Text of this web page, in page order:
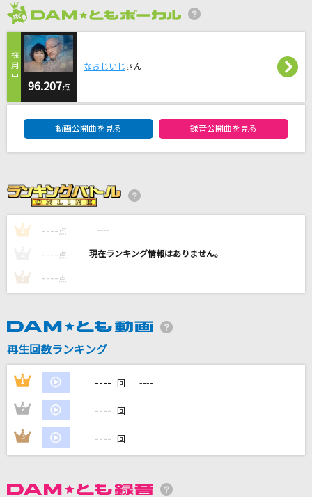
街(Single version)
SOPHIA
[生音]天体観測
BUMP OF CHICKEN
工藤静香
少女レイ
みきとP
カラオケ最新情報をチェック！
カラオケをもっと楽しもう！
自宅でカラオケ歌い放題！
96.207点
なおじいじさん
動画公開曲を見る 録音公開曲を見る
1 ---- 点 ----
---- 点 ----
3 ---- 点 ----
再生回数ランキング
1 ---- 回 ----
2 ---- 回 ----
3 ---- 回 ----